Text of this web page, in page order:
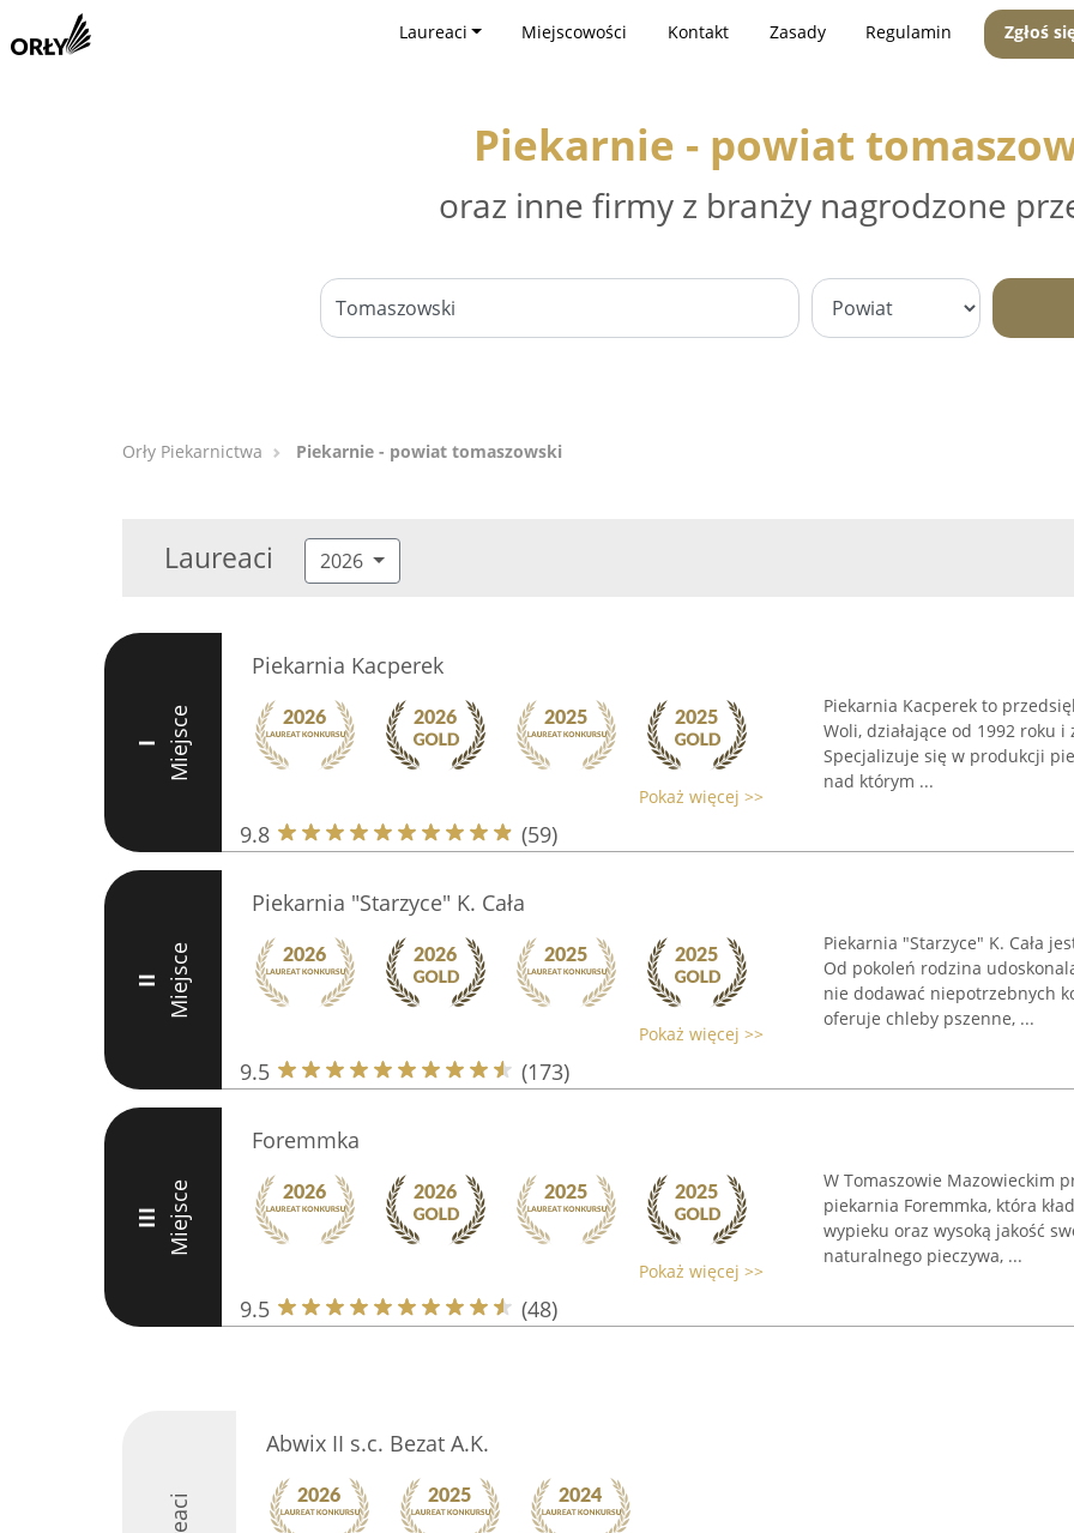
Laureaci Miejscowości Kontakt Zasady Regulamin Zgłoś
Piekarnie - powiat
oraz inne firmy z branży nagrodzone
Orły Piekarnictwa Piekarnie - powiat tomaszowski
Laureaci 2026
I Miejsce
Piekarnia Kacperek
Pokaż więcej >>
9.8 (59)
Piekarnia Kacperek to
Woli, działające od 1992 roku i
Specjalizuje się w produkcji
nad którym ...
II Miejsce
Piekarnia "Starzyce" K. Cała
Pokaż więcej >>
9.5 (173)
Piekarnia "Starzyce" K. Cała
Od pokoleń rodzina
nie dodawać niepotrzebnych
oferuje chleby pszenne, ...
III Miejsce
Foremmka
Pokaż więcej >>
9.5 (48)
W Tomaszowie Mazowieckim
piekarnia Foremmka, która
wypieku oraz wysoką jakość
naturalnego pieczywa, ...
Abwix II s.c. Bezat A.K.